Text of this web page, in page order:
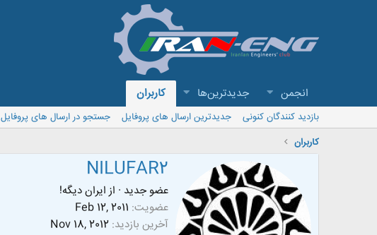
انجمن جدیدترین‌ها کاربران
بازدید کنندگان کنونی جدیدترین ارسال های پروفایل
جستجو در ارسال های پروفایل
کاربران
NILUFAR2
عضو جدید · از ایران دیگه!
عضویت Feb 12, 2011
آخرین بازدید Nov 18, 2012